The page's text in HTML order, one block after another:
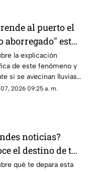
al puerto el
aborregado" este
¿Qué nos
en el clima?
la explicación
de este fenómeno y
si se avecinan lluvias
tiempo.
2026 09:25 a. m.
noticias?
el destino de tu
para este viernes
qué te depara esta